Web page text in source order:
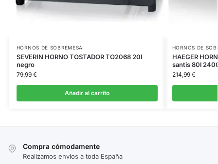
HORNOS DE SOBREMESA
SEVERIN HORNO TOSTADOR TO2068 20l
negro
79,99 €
Añadir al carrito
HORNOS DE
HAEGER
santis 80l
214,99 €
Compra cómodamente
Realizamos envíos a toda España